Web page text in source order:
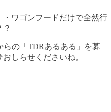
ワゴンフードだけで全然行
？
らの「TDRあるある」を募
しらせくださいね。